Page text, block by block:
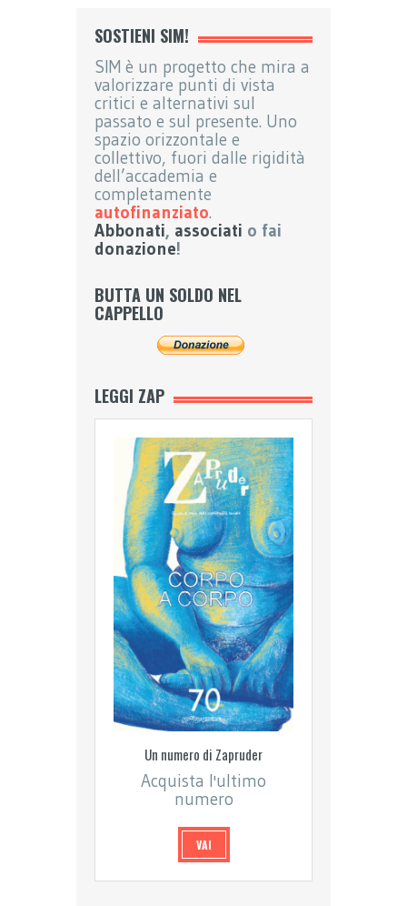
SOSTIENI SIM!
SIM è un progetto che mira a
valorizzare punti di vista
critici e alternativi sul
passato e sul presente. Uno
spazio orizzontale e
collettivo, fuori dalle rigidità
dell’accademia e
completamente
autofinanziato.
Abbonati, associati o fai
donazione!
BUTTA UN SOLDO NEL
CAPPELLO
LEGGI ZAP
Un numero di Zapruder
Acquista l'ultimo
numero
VAI